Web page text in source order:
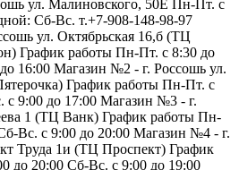
ул. Малиновского, 50Е Пн-Пт. с
Сб-Вс. т.+7-908-148-98-97
ул. Октябрьская 16,б (ТЦ
График работы Пн-Пт. с 8:30 до
16:00 Магазин №2 - г. Россошь ул.
График работы Пн-Пт. с
с 9:00 до 17:00 Магазин №3 - г.
1 (ТЦ Ванк) График работы Пн-
Вс. с 9:00 до 20:00 Магазин №4 - г.
Труда 1и (ТЦ Проспект) График
до 20:00 Сб-Вс. с 9:00 до 19:00